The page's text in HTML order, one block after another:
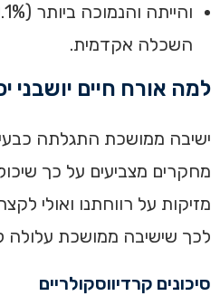
השכלה אקדמית.
למה אורח חיים יושבני
‏ישיבה ממושכת התגלתה
מחקרים מצביעים על כך
מזיקות על רווחתנו ואולי
לכך שישיבה ממושכת עלולה
סיכונים קרדיווסקולריים‏